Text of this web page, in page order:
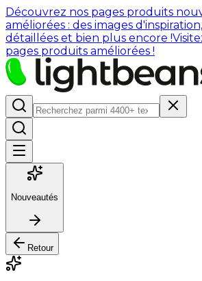
Découvrez nos pages produits
améliorées : des images
détaillées et bien plus encore !
pages produits améliorées !
Nouveautés
Retour